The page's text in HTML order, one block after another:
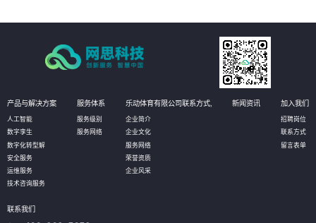
产品与解决方案
人工智能
数字孪生
数字化转型解
安全服务
运维服务
技术咨询服务
服务体系
服务级别
服务网络
乐动体育有限公司联系方式,
企业简介
企业文化
服务网络
荣誉资质
企业风采
新闻资讯 加入我们
招聘岗位
联系方式
留言表单
联系我们